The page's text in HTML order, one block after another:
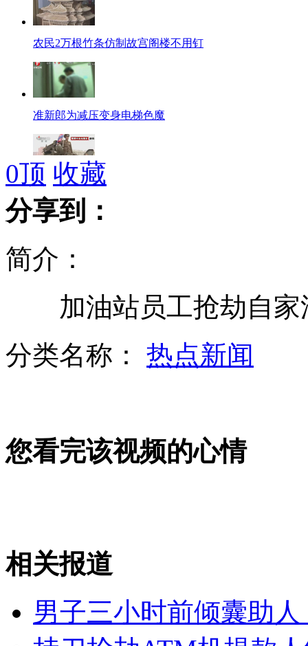
农民2万根竹条仿制故宫阁楼不用钉
准新郎为减压变身电梯色魔
朝鲜民间向人民军捐赠放射炮
实拍:私藏气枪被查 男子被吓晕倒
0顶 收藏
分享到：
简介：
加油站员工抢劫自家
分类名称： 热点新闻
您看完该视频的心情
相关报道
男子三小时前倾囊助